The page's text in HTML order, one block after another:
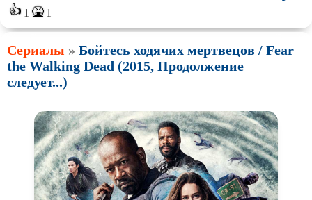
👍 1 🤮 1
Сериалы » Бойтесь ходячих мертвецов / Fear
the Walking Dead (2015, Продолжение
следует...)